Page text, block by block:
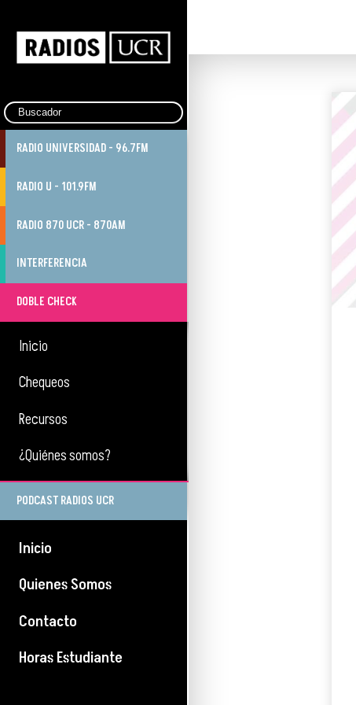
RADIO UNIVERSIDAD - 96.7FM
RADIO U - 101.9FM
RADIO 870 UCR - 870AM
INTERFERENCIA
DOBLE CHECK
Inicio
Chequeos
Recursos
¿Quiénes somos?
PODCAST RADIOS UCR
Inicio
Quienes Somos
Contacto
Horas Estudiante